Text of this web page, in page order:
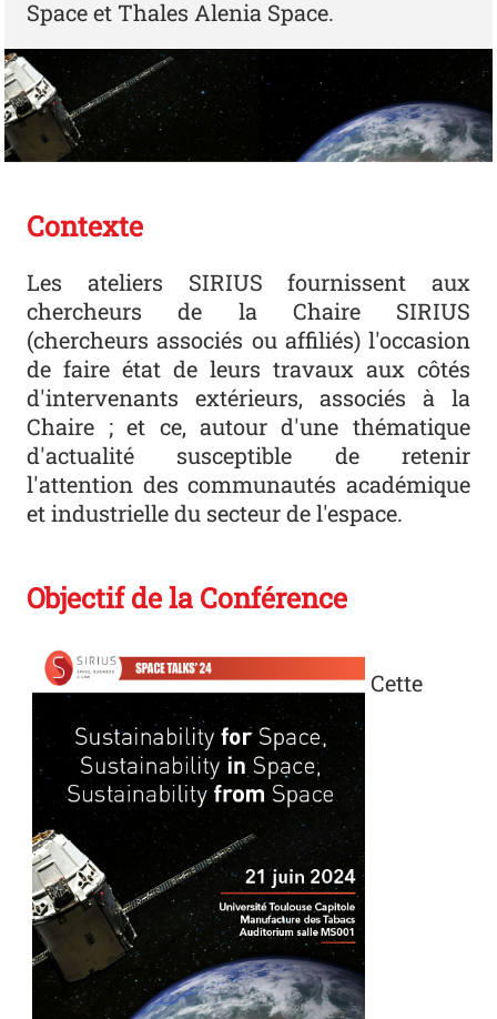
Space et Thales Alenia Space.
Contexte
Les ateliers SIRIUS fournissent aux
chercheurs de la Chaire SIRIUS
(chercheurs associés ou affiliés) l'occasion
de faire état de leurs travaux aux côtés
d'intervenants extérieurs, associés à la
Chaire ; et ce, autour d'une thématique
d'actualité susceptible de retenir
l'attention des communautés académique
et industrielle du secteur de l'espace.
Objectif de la Conférence
Cette